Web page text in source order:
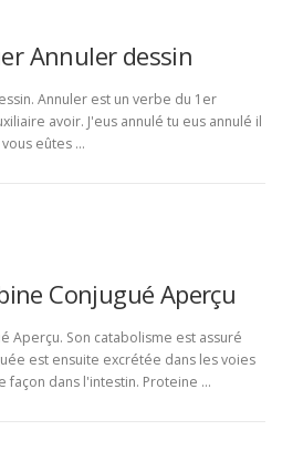
Annuler dessin
Annuler est un verbe du 1er
avoir. J'eus annulé tu eus annulé il
eûtes …
Conjugué Aperçu
Aperçu. Son catabolisme est assuré
est ensuite excrétée dans les voies
dans l'intestin. Proteine …